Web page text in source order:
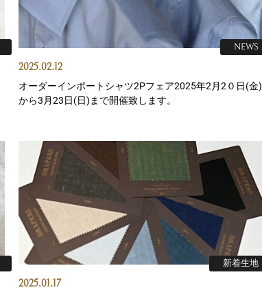
2025.02.12
NEWS
オーダーインポートシャツ2Pフェア2025年2月2０日(金)
から3月23日(日)まで開催致します。
2025.01.17
新着生地